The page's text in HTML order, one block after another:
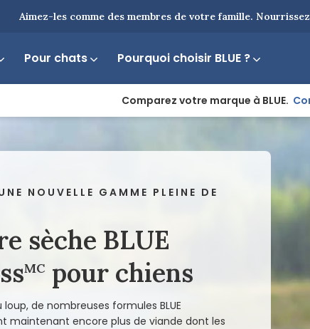
Aimez-les comme des membres de votre famille.
Pour chats Pourquoi choisir BLUE ?
Comparez votre marque à BLUE.
NOUVELLE GAMME PLEINE DE
sèche BLUE
MC pour chiens
loup, de nombreuses formules BLUE
maintenant encore plus de viande dont les